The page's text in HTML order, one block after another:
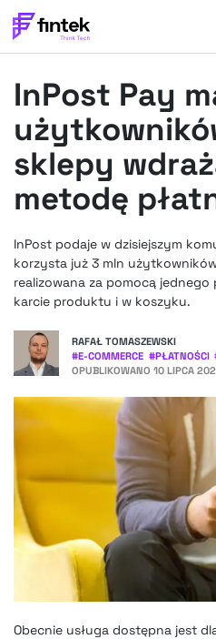
BANKOWOŚĆ
EVENTY
FELIETONY
WYWIADY
LEGAL
FINTEKEXTRA
OKIEM EKSPERTA
InPost Pay
sklepy
metodę
InPost podaje w dzisiejszym
korzysta już 3 mln
realizowana za pomocą
karcie produktu i w koszyku.
RAFAŁ TOMASZEWSKI
#E-COMMERCE #PŁATNOŚCI
OPUBLIKOWANO 10 LIPCA
Obecnie usługa dostępna jest